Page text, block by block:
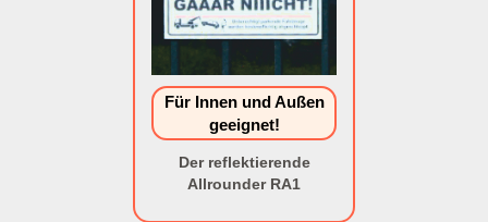
Für Innen und Außen
geeignet!
Der reflektierende
Allrounder RA1